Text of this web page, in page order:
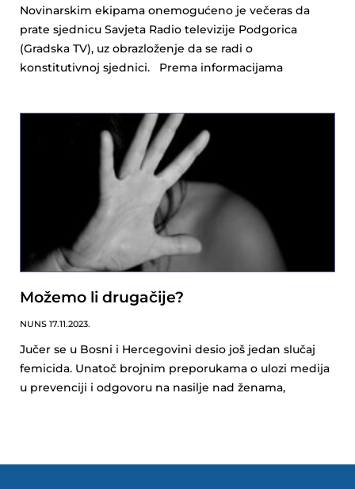
Novinarskim ekipama onemogućeno je večeras da
prate sjednicu Savjeta Radio televizije Podgorica
(Gradska TV), uz obrazloženje da se radi o
konstitutivnoj sjednici. Prema informacijama
Možemo li drugačije?
NUNS 17.11.2023.
Jučer se u Bosni i Hercegovini desio još jedan slučaj
femicida. Unatoč brojnim preporukama o ulozi medija
u prevenciji i odgovoru na nasilje nad ženama,